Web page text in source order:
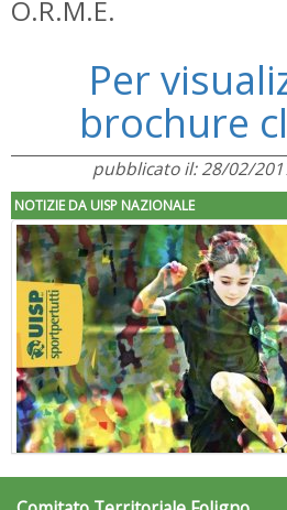
O.R.M.E.
Per
brochure
pubblicato il: 28/02/
NOTIZIE DA UISP NAZIONALE